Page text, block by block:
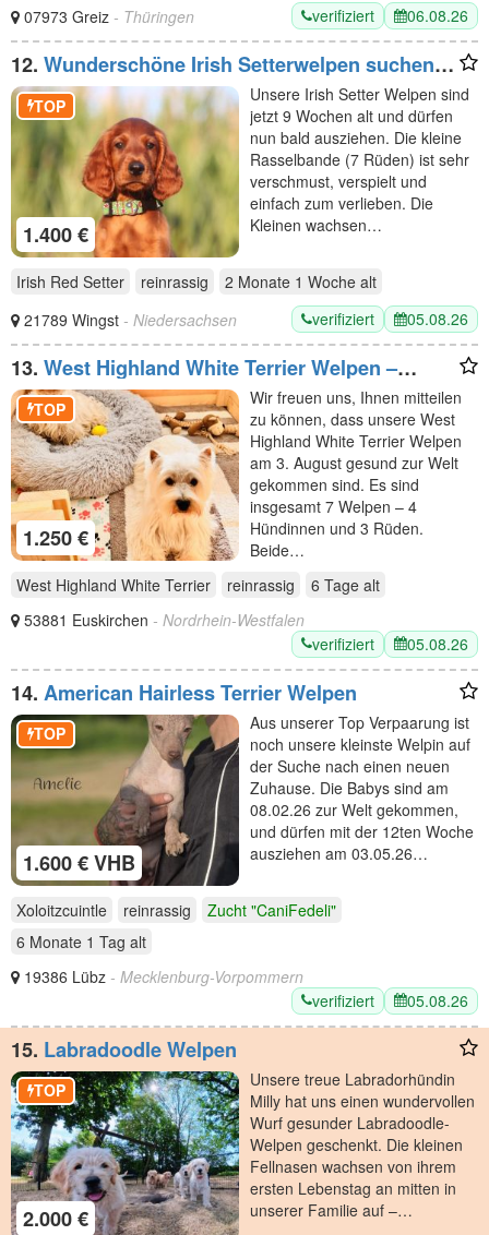
07973 Greiz - Thüringen verifiziert 06.08.26
12. Wunderschöne Irish Setterwelpen suchen
liebevolle Plätze
1.400 €
TOP
Unsere Irish Setter Welpen sind
jetzt 9 Wochen alt und dürfen
nun bald ausziehen. Die kleine
Rasselbande (7 Rüden) ist sehr
verschmust, verspielt und
einfach zum verlieben. Die
Kleinen wachsen…
Irish Red Setter reinrassig 2 Monate 1 Woche alt
21789 Wingst - Niedersachsen verifiziert 05.08.26
13. West Highland White Terrier Welpen –
Einmaliger Wurf erwartet
1.250 €
TOP
Wir freuen uns, Ihnen mitteilen
zu können, dass unsere West
Highland White Terrier Welpen
am 3. August gesund zur Welt
gekommen sind. Es sind
insgesamt 7 Welpen – 4
Hündinnen und 3 Rüden.
Beide…
West Highland White Terrier
reinrassig 6 Tage alt
53881 Euskirchen - Nordrhein-Westfalen
verifiziert
05.08.26
14. American Hairless Terrier Welpen
1.600 € VHB
TOP
Aus unserer Top Verpaarung ist
noch unsere kleinste Welpin auf
der Suche nach einen neuen
Zuhause. Die Babys sind am
08.02.26 zur Welt gekommen,
und dürfen mit der 12ten Woche
ausziehen am 03.05.26…
Xoloitzcuintle reinrassig
Zucht "CaniFedeli"
6 Monate 1 Tag alt
19386 Lübz - Mecklenburg-Vorpommern
verifiziert
05.08.26
15. Labradoodle Welpen
2.000 €
TOP
Unsere treue Labradorhündin
Milly hat uns einen wundervollen
Wurf gesunder Labradoodle-
Welpen geschenkt. Die kleinen
Fellnasen wachsen von ihrem
ersten Lebenstag an mitten in
unserer Familie auf –…